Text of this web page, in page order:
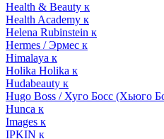
Health & Beauty к
Health Academy к
Helena Rubinstein к
Hermes / Эрмес к
Himalaya к
Holika Holika к
Hudabeauty к
Hugo Boss / Хуго Босс (Хьюго
Hunca к
Images к
IPKIN к